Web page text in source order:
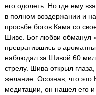
его одолеть. Но где ему
в полном воздержании и
просьбе богов Кама со
Шиве. Бог любви обманул
превратившись в
наблюдал за Шивой 60
стрелу. Шива открыл
желание. Осознав, что это
медитации, он нашел его